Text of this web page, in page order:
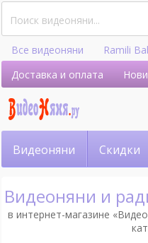
Все видеоняни Ramili
Hellobaby
Доставка и оплата
Видеоняни Скидки
Видеоняни и
в интернет-магазине